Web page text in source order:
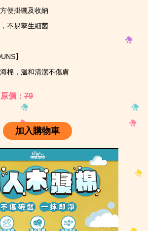
便掛曬及收納
不易孳生細菌
】
棉，溫和清潔不傷膚
原價： 79
加入購物車